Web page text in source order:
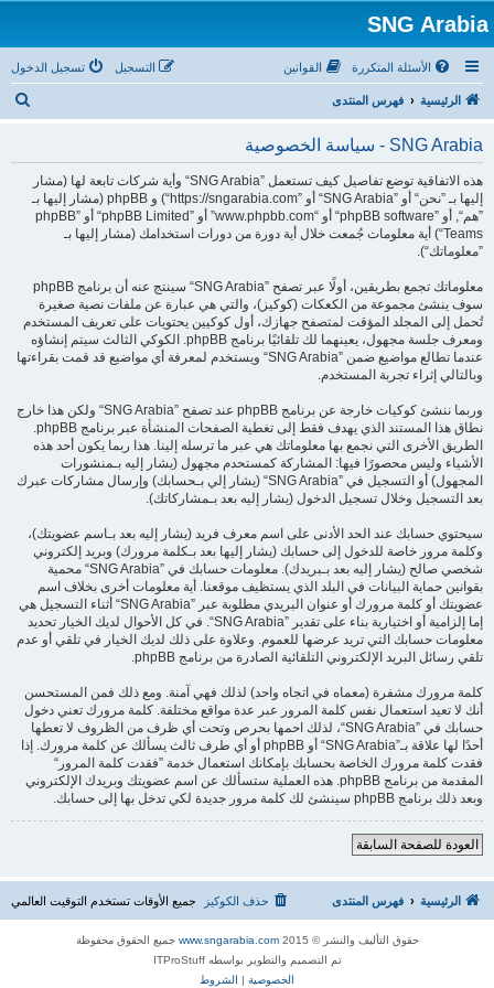
SNG Arabia
الأسئلة المتكررة القوانين تسجيل الدخول التسجيل
الرئيسية فهرس المنتدى
SNG Arabia - سياسة الخصوصية
هذه الاتفاقية توضع تفاصيل كيف تستعمل ”SNG Arabia“ وأية شركات تابعة لها (مشار
إليها بـ ”نحن“ أو ”SNG Arabia“ أو ”https://sngarabia.com“) و phpBB (مشار إليها بـ
”هم“, أو ”phpBB software“ أو “www.phpbb.com” أو ”phpBB Limited“ أو ”phpBB
Teams“) أية معلومات جُمعت خلال أية دورة من دورات استخدامك (مشار إليها بـ
”معلوماتك“).
معلوماتك تجمع بطريقين، أولًا عبر تصفح ”SNG Arabia“ سينتج عنه أن برنامج phpBB
سوف ينشئ مجموعة من الكعكات (كوكيز)، والتي هي عبارة عن ملفات نصية صغيرة
تُحمل إلى المجلد المؤقت لمتصفح جهازك، أول كوكيين يحتويات على تعريف المستخدم
ومعرف جلسة مجهول، يعينهما لك تلقائيًا برنامج phpBB. الكوكي الثالث سيتم إنشاؤه
عندما تطالع مواضيع ضمن ”SNG Arabia“ ويستخدم لمعرفة أي مواضيع قد قمت بقراءتها
وبالتالي إثراء تجربة المستخدم.
وربما ننشئ كوكيات خارجة عن برنامج phpBB عند تصفح ”SNG Arabia“ ولكن هذا خارج
نطاق هذا المستند الذي يهدف فقط إلى تغطية الصفحات المنشأة عبر برنامج phpBB.
الطريق الأخرى التي نجمع بها معلوماتك هي عبر ما ترسله إلينا. هذا ربما يكون أحد هذه
الأشياء وليس محصورًا فيها: المشاركة كمستحدم مجهول (يشار إليه بـمنشورات
المجهول) أو التسجيل في ”SNG Arabia“ (يشار إلي بـحسابك) وإرسال مشاركات عبرك
بعد التسجيل وخلال تسجيل الدخول (يشار إليه بعد بـمشاركاتك).
سيحتوي حسابك عند الحد الأدنى على اسم معرف فريد (يشار إليه بعد بـاسم عضويتك)،
وكلمة مرور خاصة للدخول إلى حسابك (يشار إليها بعد بـكلمة مرورك) وبريد إلكتروني
شخصي صالح (يشار إليه بعد بـبريدك). معلومات حسابك في ”SNG Arabia“ محمية
بقوانين حماية البيانات في البلد الذي يستظيف موقعنا. أية معلومات أخرى بخلاف اسم
عضويتك أو كلمة مرورك أو عنوان البريدي مطلوبة عبر ”SNG Arabia“ أثناء التسجيل هي
إما إلزامية أو اختيارية بناء على تقدير ”SNG Arabia“. في كل الأحوال لديك الخيار تحديد
معلومات حسابك التي تريد عرضها للعموم. وعلاوة على ذلك لديك الخيار في تلقي أو عدم
تلقي رسائل البريد الإلكتروني التلقائية الصادرة من برنامج phpBB.
كلمة مرورك مشفرة (معماه في اتجاه واحد) لذلك فهي آمنة. ومع ذلك فمن المستحسن
أنك لا تعيد استعمال نفس كلمة المرور عبر عدة مواقع مختلفة. كلمة مرورك تعني دخول
حسابك في ”SNG Arabia“، لذلك احمها بحرص وتحت أي ظرف من الظروف لا تعطها
أحدًا لها علاقة بـ”SNG Arabia“ أو phpBB أو أي طرف ثالث يسألك عن كلمة مرورك. إذا
فقدت كلمة مرورك الخاصة بحسابك بإمكانك استعمال خدمة ”فقدت كلمة المرور“
المقدمة من برنامج phpBB. هذه العملية ستسألك عن اسم عضويتك وبريدك الإلكتروني
وبعد ذلك برنامج phpBB سينشئ لك كلمة مرور جديدة لكي تدخل بها إلى حسابك.
العودة للصفحة السابقة
الرئيسية فهرس المنتدى جميع الأوقات تستخدم التوقيت العالمي حذف الكوكيز
حقوق التأليف والنشر © 2015 www.sngarabia.com جميع الحقوق محفوظة
تم التصميم والتطوير بواسطه ITProStuff
الخصوصية | الشروط